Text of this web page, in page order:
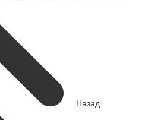
Назад